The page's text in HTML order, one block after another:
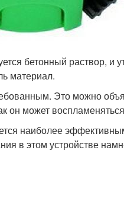
бетонный раствор, и
материал.
Это можно
он может
наиболее
в этом устройстве